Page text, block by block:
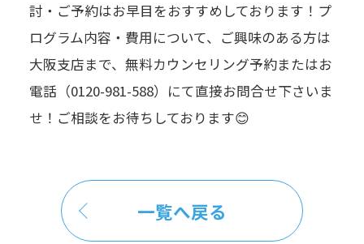
討・ご予約はお早目をおすすめしております！プ
ログラム内容・費用について、ご興味のある方は
大阪支店まで、無料カウンセリング予約またはお
電話（0120-981-588）にて直接お問合せ下さいま
せ！ご相談をお待ちしております😊
一覧へ戻る